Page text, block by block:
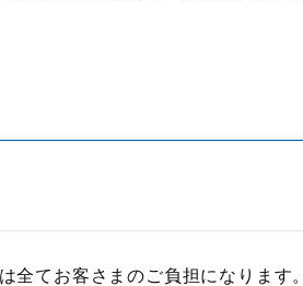
全てお客さまのご負担になります。